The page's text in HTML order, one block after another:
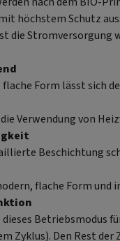
höchstem Schutz
die Stromversorgung
flache Form lässt sich
Verwendung von
Beschichtung
flache Form und
Betriebsmodus
Zyklus). Den Rest